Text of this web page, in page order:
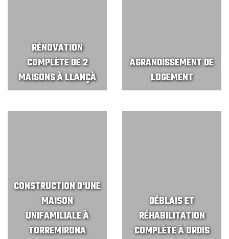
RÉNOVATION
COMPLÈTE DE 2
MAISONS À LLANÇÀ
AGRANDISSEMENT DE
LOGEMENT
CONSTRUCTION D'UNE
MAISON
UNIFAMILIALE À
TORREMIRONA
DÉBLAIS ET
RÉHABILITATION
COMPLÈTE À ORDIS